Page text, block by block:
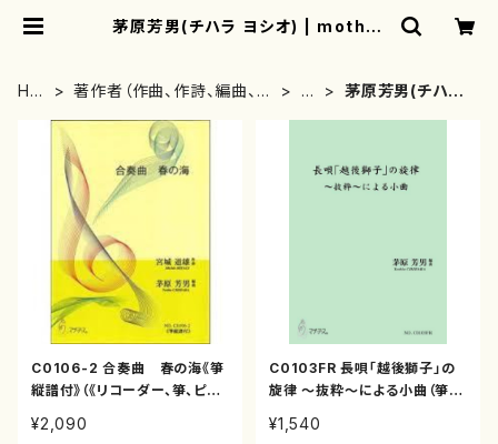
茅原芳男(チハラ ヨシオ) | mother
HO
著作者（作曲、作詩、編曲、著
た
茅原芳男(チハラ
C0106-2 合奏曲 春の海《箏
縦譜付》（《リコーダー、箏、ピア
¥2,090
C0103FR 長唄「越後獅子」の
旋律 〜抜粋〜による小曲（箏、
譜）
¥1,540